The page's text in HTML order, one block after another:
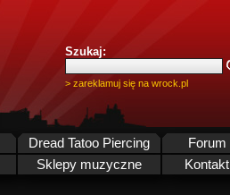
Szukaj:
> zareklamuj się na wrock.pl
Dread Tatoo Piercing
Forum
Sklepy muzyczne Kontakt